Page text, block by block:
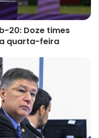
20: Doze times
quarta-feira